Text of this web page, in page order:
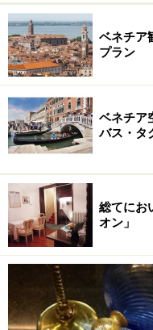
ベネチアの仮面
仮面の制作風景を傍ら
マシェの店内
ベネチア
プラン
ベネチア
バス・タ
総てにお
オン」